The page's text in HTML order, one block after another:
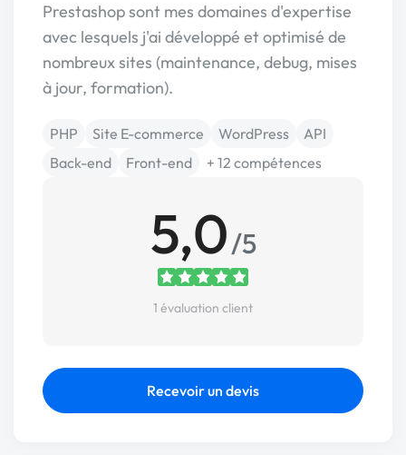
Prestashop sont mes domaines d'expertise
avec lesquels j'ai développé et optimisé de
nombreux sites (maintenance, debug, mises
à jour, formation).
PHP Site E-commerce WordPress
API
Back-end
Front-end + 12 compétences
5,0/5
1 évaluation client
Recevoir un devis